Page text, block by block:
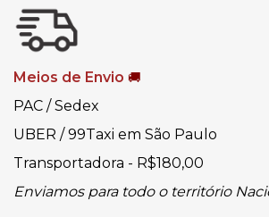
Meios de Envio 🚚
PAC / Sedex
UBER / 99Taxi em São Paulo
Transportadora - R$180,00
Enviamos para todo o território